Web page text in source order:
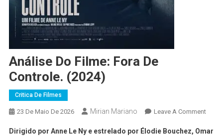
Análise Do Filme: Fora De
Controle. (2024)
Critica De Filmes
23 De Maio De 2026 Mirian Mariano Leave A Comment
Dirigido por Anne Le Ny e estrelado por Élodie Bouchez, Omar